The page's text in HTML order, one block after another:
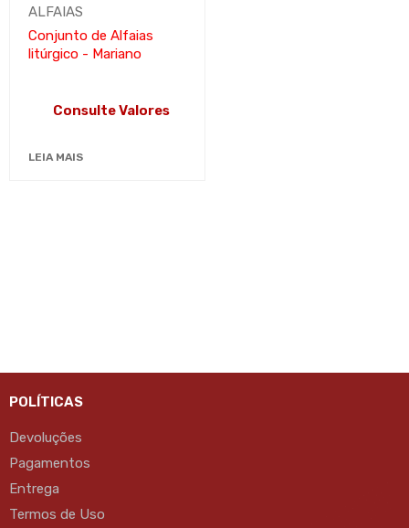
ALFAIAS
Conjunto de Alfaias
litúrgico - Mariano
Consulte Valores
LEIA MAIS
POLÍTICAS
Devoluções
Pagamentos
Entrega
Termos de Uso